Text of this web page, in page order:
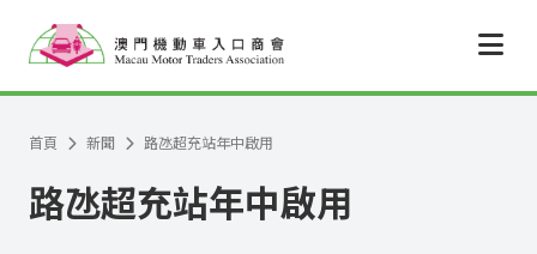
首頁 新聞 路氹超充站年中啟用
路氹超充站年中啟用